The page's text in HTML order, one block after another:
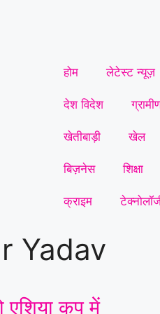
होम लेटेस्ट न्यूज़
देश विदेश
खेतीबाड़ी खेल
बिज़नेस शिक्षा
क्राइम
Yadav
एशिया कप में